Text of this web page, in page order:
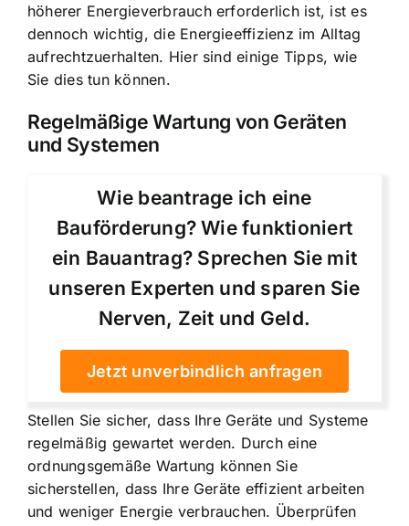
höherer Energieverbrauch erforderlich ist, ist es
dennoch wichtig, die Energieeffizienz im Alltag
aufrechtzuerhalten. Hier sind einige Tipps, wie
Sie dies tun können.
Regelmäßige Wartung von Geräten
und Systemen
Wie beantrage ich eine
Bauförderung? Wie funktioniert
ein Bauantrag? Sprechen Sie mit
unseren Experten und sparen Sie
Nerven, Zeit und Geld.
Jetzt unverbindlich anfragen
Stellen Sie sicher, dass Ihre Geräte und Systeme
regelmäßig gewartet werden. Durch eine
ordnungsgemäße Wartung können Sie
sicherstellen, dass Ihre Geräte effizient arbeiten
und weniger Energie verbrauchen. Überprüfen